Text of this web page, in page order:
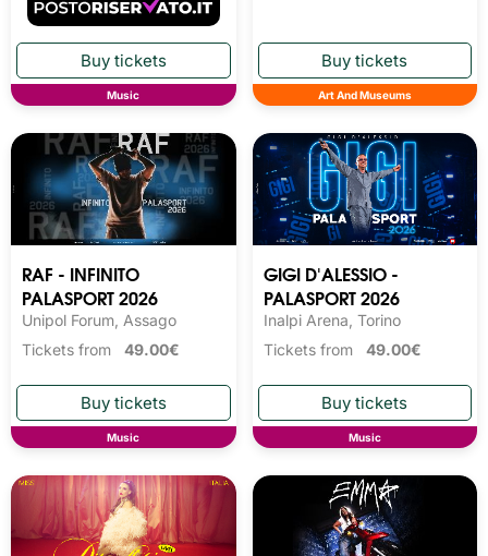
Music Art And Museums
RAF - INFINITO
PALASPORT 2026
Unipol Forum, Assago
Tickets from 49.00€
Music
GIGI D'ALESSIO -
PALASPORT 2026
Inalpi Arena, Torino
Tickets from 49.00€
Music